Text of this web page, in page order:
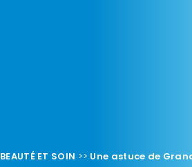
BEAUTÉ ET SOIN >> Une astuce de